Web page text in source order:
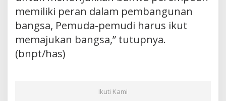
memiliki peran dalam pembangunan
bangsa, Pemuda-pemudi harus ikut
memajukan bangsa,” tutupnya.
(bnpt/has)
Ikuti Kami